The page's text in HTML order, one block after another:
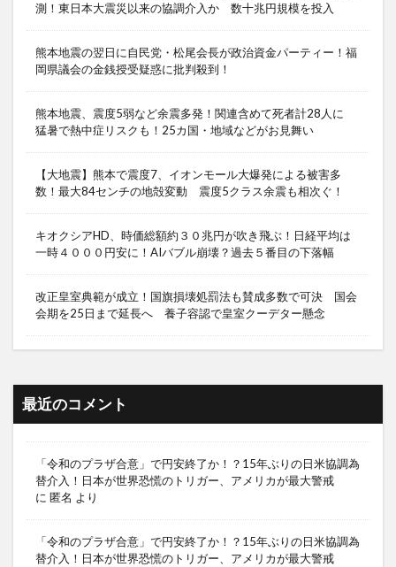
測！東日本大震災以来の協調介入か 数十兆円規模を投入
熊本地震の翌日に自民党・松尾会長が政治資金パーティー！福
岡県議会の金銭授受疑惑に批判殺到！
熊本地震、震度5弱など余震多発！関連含めて死者計28人に
猛暑で熱中症リスクも！25カ国・地域などがお見舞い
【大地震】熊本で震度7、イオンモール大爆発による被害多
数！最大84センチの地殻変動 震度5クラス余震も相次ぐ！
キオクシアHD、時価総額約３０兆円が吹き飛ぶ！日経平均は
一時４０００円安に！AIバブル崩壊？過去５番目の下落幅
改正皇室典範が成立！国旗損壊処罰法も賛成多数で可決 国会
会期を25日まで延長へ 養子容認で皇室クーデター懸念
最近のコメント
「令和のプラザ合意」で円安終了か！？15年ぶりの日米協調為
替介入！日本が世界恐慌のトリガー、アメリカが最大警戒
に 匿名 より
「令和のプラザ合意」で円安終了か！？15年ぶりの日米協調為
替介入！日本が世界恐慌のトリガー、アメリカが最大警戒